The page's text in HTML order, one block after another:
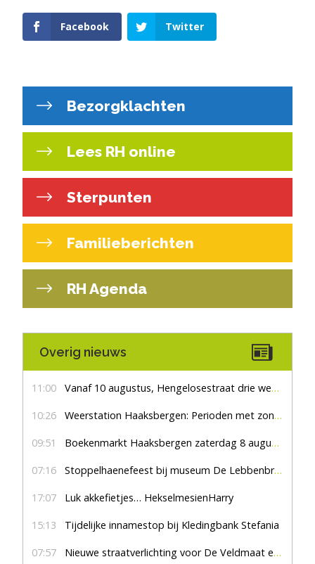
Facebook Twitter
Bezorgklachten
Lees RH online
Sterpunten
Familieberichten
RH Agenda
Overig nieuws
11:00 Vanaf 10 augustus, Hengelosestraat drie weken dicht voor doorgaand verkeer
10:26 Weerstation Haaksbergen: Perioden met zon en droog
09:51 Boekenmarkt Haaksbergen zaterdag 8 augustus, marktplein Haaksbergen
07:16 Stoppelhaenefeest bij museum De Lebbenbrugge
17:07 Luk akkefietjes… HekselmesienHarry
15:13 Tijdelijke innamestop bij Kledingbank Stefania
07:57 Nieuwe straatverlichting voor De Veldmaat en De Pas